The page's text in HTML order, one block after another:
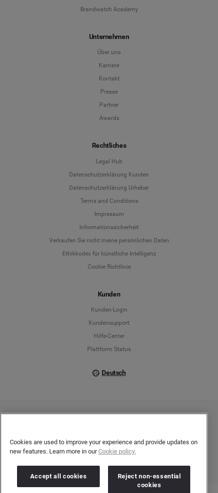
Brandwatch Academy
Unternehmen
Über uns
Karriere
Kontakt
Presse
Partner
Awards
Rechtliches
Legal Hub
Datenschutzerklärung Kunden
Datenschutzerklärung Urheber
Terms and Conditions
Impressum
Informationssicherheit
Verkaufen Sie nicht meine persönlichen Daten
Ethikkodex für künstliche Intelligenz
Cookie Richtlinie
Kunden
Kunden-Login
Kundensupport
Hilfe-Center
Plattform Status
Deutsch
Deutsch
English
Umsatzsteuer-Identifikationsnummer: DE278408482
Cookies are used to improve your experience and provide updates on
new features. Learn more in ourCookie policy.
Accept all cookies
Reject non-essential
cookies